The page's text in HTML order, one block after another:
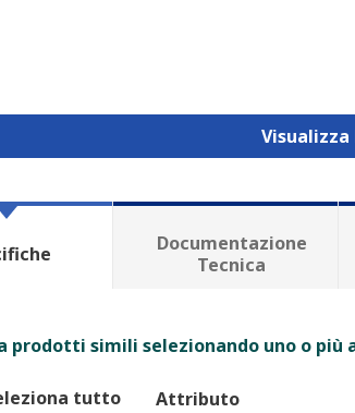
Visualizza
Documentazione
Tecnica
prodotti simili selezionando uno o
tutto Attributo